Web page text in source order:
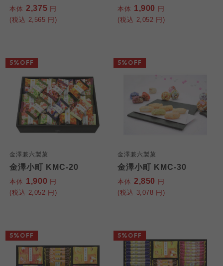
本体 2,375 円
(税込 2,565 円)
本体 1,900 円
(税込 2,052 円)
金澤兼六製菓
金澤小町 KMC-20
本体 1,900 円
(税込 2,052 円)
5%OFF
金澤兼六製菓
金澤小町 KMC-30
本体 2,850 円
(税込 3,078 円)
5%OFF
5%OFF 5%OFF
ご利用約款（ご利用規約・ご利
用規程）について
身が加入されている生協が定める利用約款をご
確認のうえ、ご利用ください。なお、クチコミ
投稿については、利用約款の細則として規定さ
個人情報保護方針について
このサイトは7つの生協から業務委託を受けて、
コープきんき事業連合が運営しています。お預
にもどづいて、コープ事業連合が適切に管理を
おこなっています。
コープ事業連合、ならびに各生協の「個人情報
特定商取引法に基づく表記につ
いて
責任者は、それぞれご利用の生協となります。
各生協の「特定商取引法に基づく表記につい
て」については各生協のボタンをクリックして